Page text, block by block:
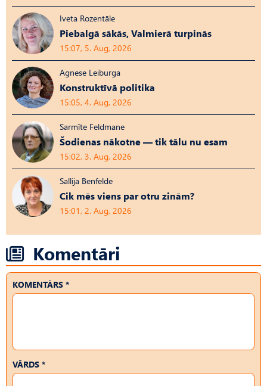
Iveta Rozentāle
Piebalgā sākās, Valmierā turpinās
15:07, 5. Aug, 2026
Agnese Leiburga
Konstruktīvā politika
15:05, 4. Aug, 2026
Sarmīte Feldmane
Šodienas nākotne — tik tālu nu esam
15:02, 3. Aug, 2026
Sallija Benfelde
Cik mēs viens par otru zinām?
15:01, 2. Aug, 2026
Komentāri
KOMENTĀRS *
VĀRDS *